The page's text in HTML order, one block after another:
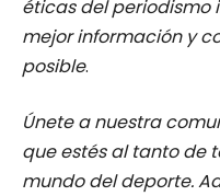
éticas del periodismo
mejor información y
posible.
Únete a nuestra
que estés al tanto de
mundo del deporte.